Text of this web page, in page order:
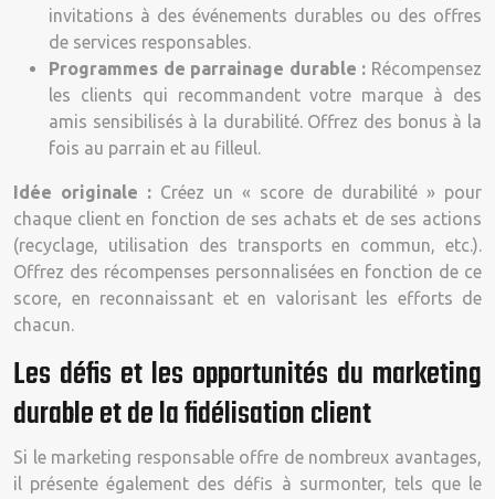
invitations à des événements durables ou des offres
de services responsables.
Programmes de parrainage durable : Récompensez
les clients qui recommandent votre marque à des
amis sensibilisés à la durabilité. Offrez des bonus à la
fois au parrain et au filleul.
Idée originale : Créez un « score de durabilité » pour
chaque client en fonction de ses achats et de ses actions
(recyclage, utilisation des transports en commun, etc.).
Offrez des récompenses personnalisées en fonction de ce
score, en reconnaissant et en valorisant les efforts de
chacun.
Les défis et les opportunités du marketing
durable et de la fidélisation client
Si le marketing responsable offre de nombreux avantages,
il présente également des défis à surmonter, tels que le